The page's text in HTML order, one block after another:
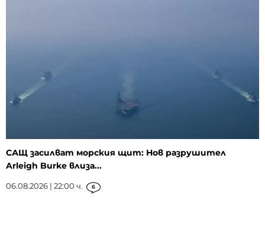
САЩ засилват морския щит: Нов разрушител
Arleigh Burke влиза...
06.08.2026 | 22:00 ч. 6